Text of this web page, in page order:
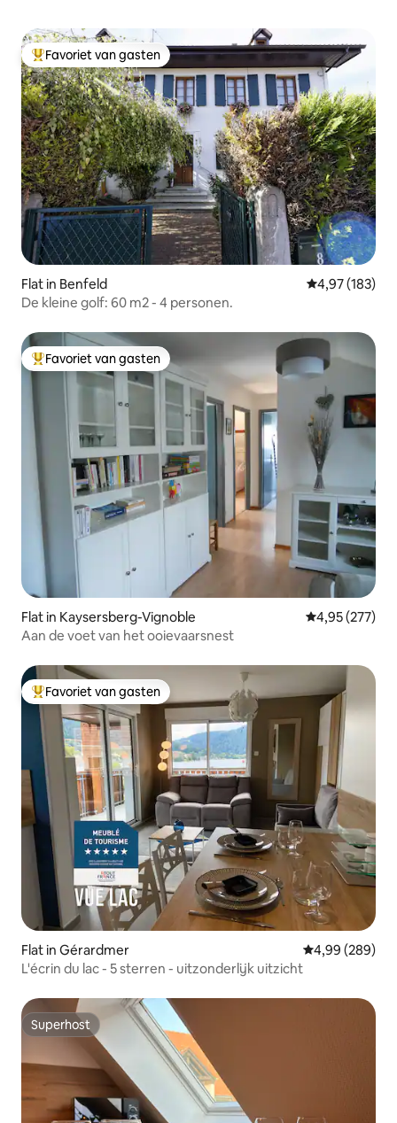
Topfavoriet van gasten
Favoriet van gasten
Flat in Benfeld Gemiddelde
4,97 (183)
De kleine golf: 60 m2 - 4 personen.
Topfavoriet van gasten
Favoriet van gasten
Flat in Kaysersberg-Vignoble Gemiddelde
4,95 (277)
Aan de voet van het ooievaarsnest
Topfavoriet van gasten
Favoriet van gasten
Flat in Gérardmer Gemiddelde
4,99 (289)
L'écrin du lac - 5 sterren - uitzonderlijk uitzicht
Superhost
Superhost